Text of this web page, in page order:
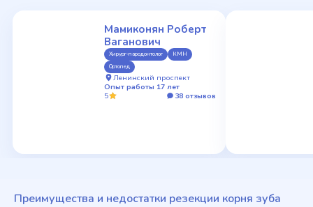
Мамиконян Роберт
Ваганович
Хирург-пародонтолог
КМН
Ортопед
Ленинский проспект
Опыт работы 17 лет
5
38 отзывов
Преимущества и недостатки резекции корня зуба